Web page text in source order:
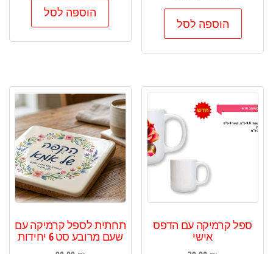
המקורי
היה:
50.00 ₪.
הנוכחי
39.00 ₪.
הוספה לסל
הוספה לסל
ספל קרמיקה עם הדפס
אישי
תחתית לספל קרמיקה עם
שעם מרובע סט 6 יחידות